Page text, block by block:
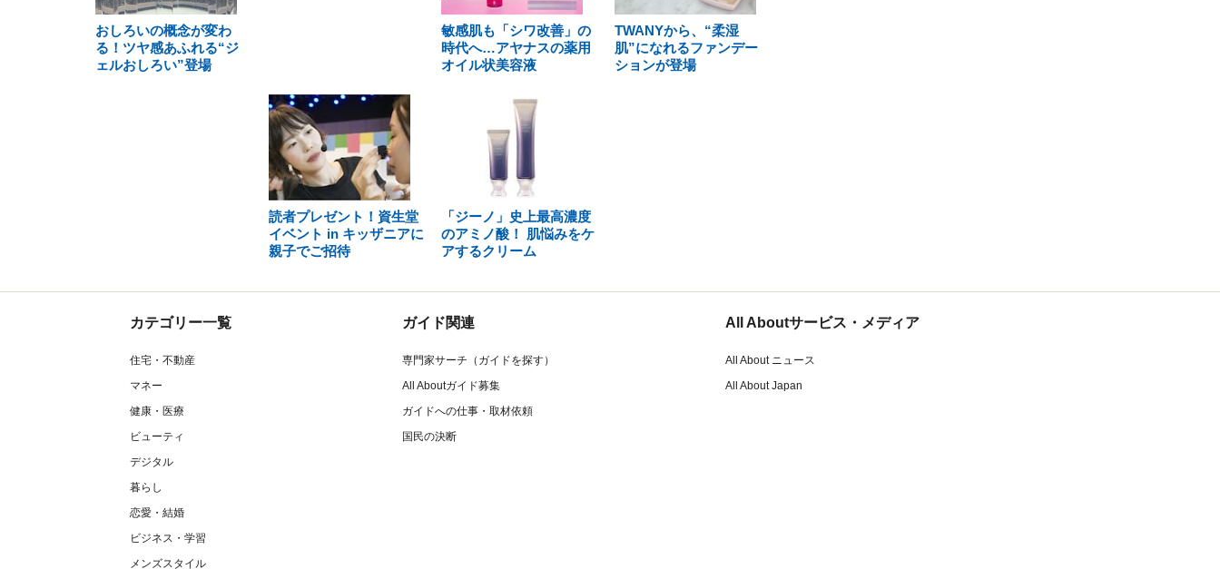
おしろいの概念が変わ
る！ツヤ感あふれる“ジ
ェルおしろい”登場
敏感肌も「シワ改善」の
時代へ…アヤナスの薬用
オイル状美容液
TWANYから、“柔湿
肌”になれるファンデー
ションが登場
読者プレゼント！資生堂
イベント in キッザニアに
親子でご招待
「ジーノ」史上最高濃度
のアミノ酸！ 肌悩みをケ
アするクリーム
カテゴリー一覧
住宅・不動産
マネー
健康・医療
ビューティ
デジタル
暮らし
恋愛・結婚
ビジネス・学習
メンズスタイル
ガイド関連
専門家サーチ（ガイドを探す）
All Aboutガイド募集
ガイドへの仕事・取材依頼
国民の決断
All Aboutサービス・メディア
All About ニュース
All About Japan